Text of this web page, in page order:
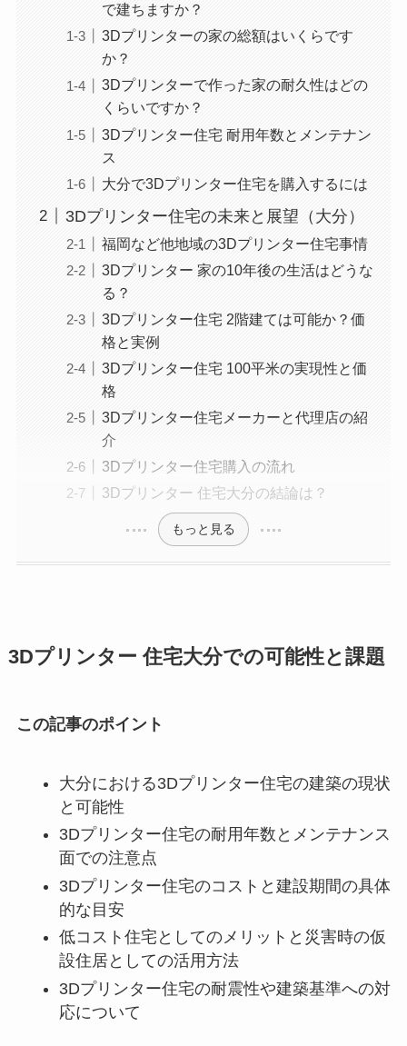
で建ちますか？
3Dプリンターの家の総額はいくらです
か？
3Dプリンターで作った家の耐久性はどの
くらいですか？
3Dプリンター住宅 耐用年数とメンテナン
ス
大分で3Dプリンター住宅を購入するには
3Dプリンター住宅の未来と展望（大分）
福岡など他地域の3Dプリンター住宅事情
3Dプリンター 家の10年後の生活はどうな
る？
3Dプリンター住宅 2階建ては可能か？価
格と実例
3Dプリンター住宅 100平米の実現性と価
格
3Dプリンター住宅メーカーと代理店の紹
介
3Dプリンター住宅購入の流れ
3Dプリンター 住宅大分の結論は？
もっと見る
3Dプリンター 住宅大分での可能性と課題
この記事のポイント
大分における3Dプリンター住宅の建築の現状
と可能性
3Dプリンター住宅の耐用年数とメンテナンス
面での注意点
3Dプリンター住宅のコストと建設期間の具体
的な目安
低コスト住宅としてのメリットと災害時の仮
設住居としての活用方法
3Dプリンター住宅の耐震性や建築基準への対
応について